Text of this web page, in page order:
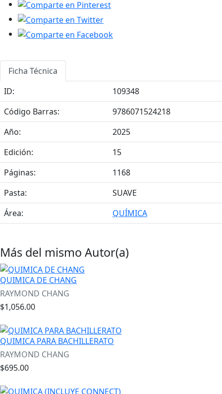
Ficha Técnica
ID:
109348
Código Barras:
9786071524218
Año:
2025
Edición:
15
Páginas:
1168
Pasta:
SUAVE
Área:
QUÍMICA
Más del mismo Autor(a)
QUIMICA DE CHANG
RAYMOND CHANG
$1,056.00
QUIMICA PARA BACHILLERATO
RAYMOND CHANG
$695.00